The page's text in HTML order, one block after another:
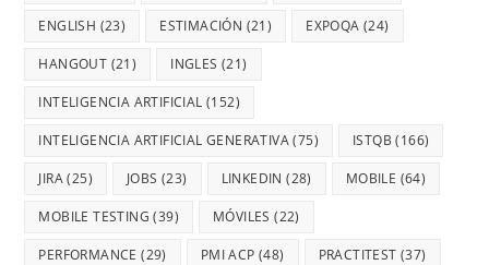
ENGLISH (23) ESTIMACIÓN (21) EXPOQA (24)
HANGOUT (21) INGLES (21)
INTELIGENCIA ARTIFICIAL (152)
INTELIGENCIA ARTIFICIAL GENERATIVA(75) ISTQB (166)
JIRA(25) JOBS (23) LINKEDIN (28) MOBILE (64)
MOBILE TESTING (39) MÓVILES (22)
PERFORMANCE (29) PMI ACP (48) PRACTITEST (37)